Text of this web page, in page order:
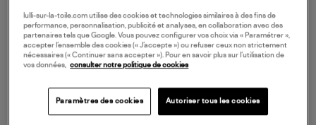
à partir de 150 € d'achat*
lulli-sur-la-toile.com utilise des cookies et technologies similaires à des fins de
performance, personnalisation, publicité et analyses, en collaboration avec des
partenaires tels que Google. Vous pouvez configurer vos choix via « Paramétrer »,
accepter l’ensemble des cookies (« J’accepte ») ou refuser ceux non strictement
nécessaires (« Continuer sans accepter »). Pour en savoir plus sur l’utilisation de
vos données,
consulter notre politique de cookies
Paramètres des cookies Autoriser tous les cookies